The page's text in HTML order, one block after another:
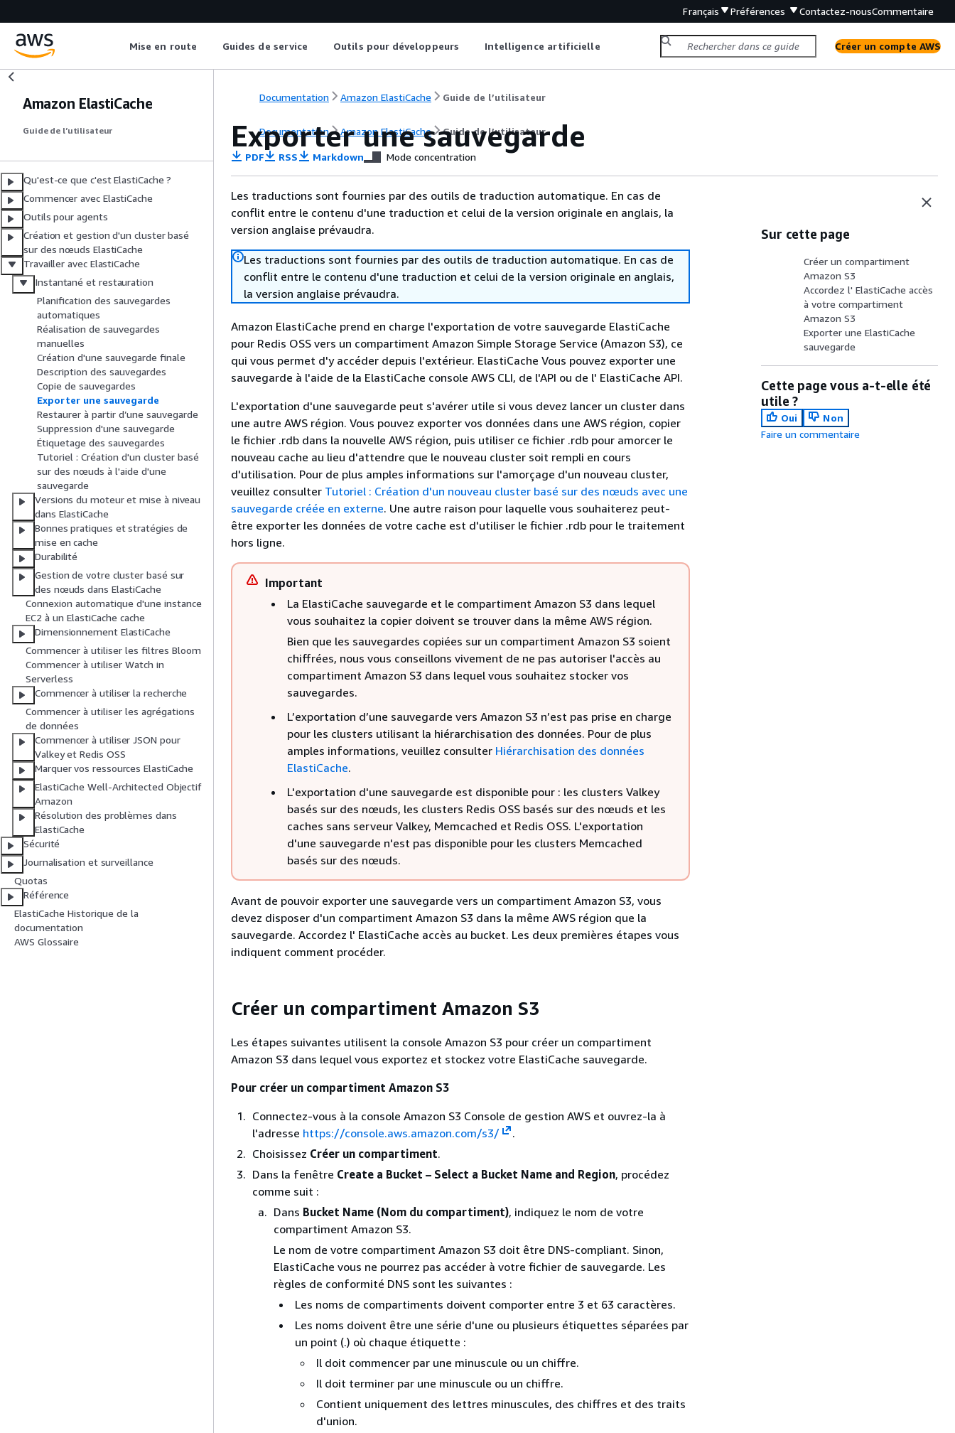
Français Préférences Contactez-nousCommentaire
Mise en route Guides de service Outils pour développeurs Intelligence artificielle Créer un compte AWS
Amazon ElastiCache
Guide de l’utilisateur
Qu'est-ce que c'est ElastiCache ?
Commencer avec ElastiCache
Outils pour agents
Création et gestion d'un cluster basé
sur des nœuds ElastiCache
Travailler avec ElastiCache
Instantané et restauration
Planification des sauvegardes
automatiques
Réalisation de sauvegardes
manuelles
Création d'une sauvegarde finale
Description des sauvegardes
Copie de sauvegardes
Exporter une sauvegarde
Restaurer à partir d’une sauvegarde
Suppression d'une sauvegarde
Étiquetage des sauvegardes
Tutoriel : Création d'un cluster basé
sur des nœuds à l'aide d'une
sauvegarde
Versions du moteur et mise à niveau
dans ElastiCache
Bonnes pratiques et stratégies de
mise en cache
Durabilité
Gestion de votre cluster basé sur
des nœuds dans ElastiCache
Connexion automatique d'une instance
EC2 à un ElastiCache cache
Dimensionnement ElastiCache
Commencer à utiliser les filtres Bloom
Commencer à utiliser Watch in
Serverless
Commencer à utiliser la recherche
Commencer à utiliser les agrégations
de données
Commencer à utiliser JSON pour
Valkey et Redis OSS
Marquer vos ressources ElastiCache
ElastiCache Well-Architected Objectif
Amazon
Résolution des problèmes dans
ElastiCache
Sécurité
Journalisation et surveillance
Quotas
Référence
ElastiCache Historique de la
documentation
AWS Glossaire
Documentation Amazon ElastiCache Guide de l’utilisateur
Documentation Amazon ElastiCache Guide de l’utilisateur
Exporter une sauvegarde
PDF RSS Markdown Mode concentration
Les traductions sont fournies par des outils de traduction automatique. En cas de
conflit entre le contenu d'une traduction et celui de la version originale en anglais, la
version anglaise prévaudra.
Les traductions sont fournies par des outils de traduction automatique. En cas de
conflit entre le contenu d'une traduction et celui de la version originale en anglais,
la version anglaise prévaudra.
Amazon ElastiCache prend en charge l'exportation de votre sauvegarde ElastiCache
pour Redis OSS vers un compartiment Amazon Simple Storage Service (Amazon S3), ce
qui vous permet d'y accéder depuis l'extérieur. ElastiCache Vous pouvez exporter une
sauvegarde à l'aide de la ElastiCache console AWS CLI, de l'API ou de l' ElastiCache API.
L'exportation d'une sauvegarde peut s'avérer utile si vous devez lancer un cluster dans
une autre AWS région. Vous pouvez exporter vos données dans une AWS région, copier
le fichier .rdb dans la nouvelle AWS région, puis utiliser ce fichier .rdb pour amorcer le
nouveau cache au lieu d'attendre que le nouveau cluster soit rempli en cours
d'utilisation. Pour de plus amples informations sur l'amorçage d'un nouveau cluster,
veuillez consulter Tutoriel : Création d'un nouveau cluster basé sur des nœuds avec une
sauvegarde créée en externe. Une autre raison pour laquelle vous souhaiterez peut-
être exporter les données de votre cache est d'utiliser le fichier .rdb pour le traitement
hors ligne.
Important
La ElastiCache sauvegarde et le compartiment Amazon S3 dans lequel
vous souhaitez la copier doivent se trouver dans la même AWS région.
Bien que les sauvegardes copiées sur un compartiment Amazon S3 soient
chiffrées, nous vous conseillons vivement de ne pas autoriser l'accès au
compartiment Amazon S3 dans lequel vous souhaitez stocker vos
sauvegardes.
L’exportation d’une sauvegarde vers Amazon S3 n’est pas prise en charge
pour les clusters utilisant la hiérarchisation des données. Pour de plus
amples informations, veuillez consulter Hiérarchisation des données
ElastiCache.
L'exportation d'une sauvegarde est disponible pour : les clusters Valkey
basés sur des nœuds, les clusters Redis OSS basés sur des nœuds et les
caches sans serveur Valkey, Memcached et Redis OSS. L'exportation
d'une sauvegarde n'est pas disponible pour les clusters Memcached
basés sur des nœuds.
Avant de pouvoir exporter une sauvegarde vers un compartiment Amazon S3, vous
devez disposer d'un compartiment Amazon S3 dans la même AWS région que la
sauvegarde. Accordez l' ElastiCache accès au bucket. Les deux premières étapes vous
indiquent comment procéder.
Créer un compartiment Amazon S3
Les étapes suivantes utilisent la console Amazon S3 pour créer un compartiment
Amazon S3 dans lequel vous exportez et stockez votre ElastiCache sauvegarde.
Pour créer un compartiment Amazon S3
Connectez-vous à la console Amazon S3 Console de gestion AWS et ouvrez-la à
l'adresse https://console.aws.amazon.com/s3/
.
Choisissez Créer un compartiment.
Dans la fenêtre Create a Bucket – Select a Bucket Name and Region, procédez
comme suit :
Dans Bucket Name (Nom du compartiment), indiquez le nom de votre
compartiment Amazon S3.
Le nom de votre compartiment Amazon S3 doit être DNS-compliant. Sinon,
ElastiCache vous ne pourrez pas accéder à votre fichier de sauvegarde. Les
règles de conformité DNS sont les suivantes :
Les noms de compartiments doivent comporter entre 3 et 63 caractères.
Les noms doivent être une série d'une ou plusieurs étiquettes séparées par
un point (.) où chaque étiquette :
Il doit commencer par une minuscule ou un chiffre.
Il doit terminer par une minuscule ou un chiffre.
Contient uniquement des lettres minuscules, des chiffres et des traits
d'union.
Sur cette page
Créer un compartiment
Amazon S3
Accordez l' ElastiCache accès
à votre compartiment
Amazon S3
Exporter une ElastiCache
sauvegarde
Cette page vous a-t-elle été
utile ?
Oui
Non
Faire un commentaire